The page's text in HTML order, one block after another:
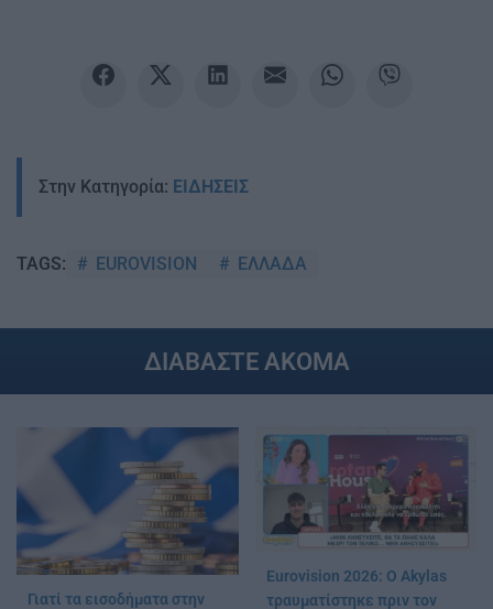
Στην Κατηγορία: ΕΙΔΗΣΕΙΣ
TAGS: EUROVISION ΕΛΛΑΔΑ
ΔΙΑΒΑΣΤΕ ΑΚΟΜΑ
Γιατί τα εισοδήματα στην
Eurovision 2026: Ο Akylas
τραυματίστηκε πριν τον